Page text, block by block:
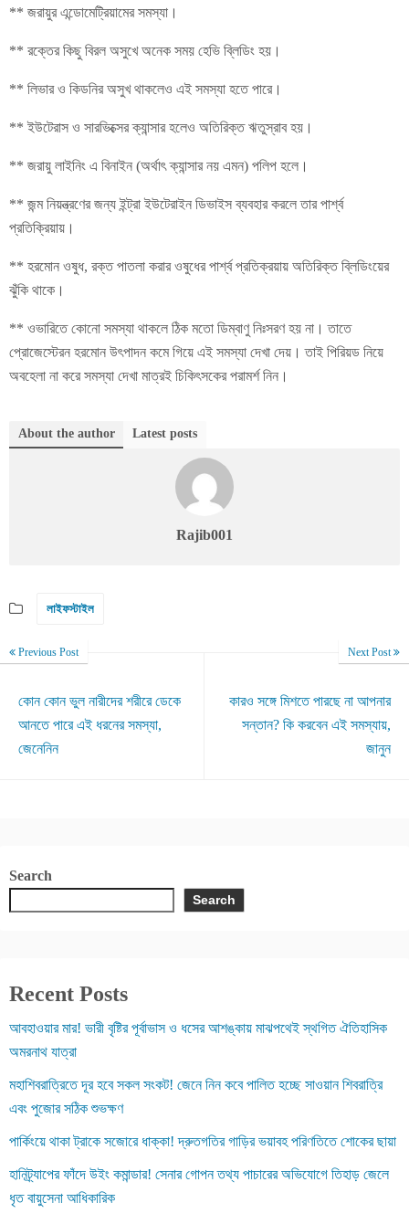
** জরায়ুর এন্ডোমেট্রিয়ামের সমস্যা।
** রক্তের কিছু বিরল অসুখে অনেক সময় হেভি ব্লিডিং হয়।
** লিভার ও কিডনির অসুখ থাকলেও এই সমস্যা হতে পারে।
** ইউটেরাস ও সারভিক্সের ক্যান্সার হলেও অতিরিক্ত ঋতুস্রাব হয়।
** জরায়ু লাইনিং এ বিনাইন (অর্থাৎ ক্যান্সার নয় এমন) পলিপ হলে।
** জন্ম নিয়ন্ত্রণের জন্য ইন্ট্রা ইউটেরাইন ডিভাইস ব্যবহার করলে তার পার্শ্ব
প্রতিক্রিয়ায়।
** হরমোন ওষুধ, রক্ত পাতলা করার ওষুধের পার্শ্ব প্রতিক্রয়ায় অতিরিক্ত ব্লিডিংয়ের
ঝুঁকি থাকে।
** ওভারিতে কোনো সমস্যা থাকলে ঠিক মতো ডিম্বাণু নিঃসরণ হয় না। তাতে
প্রোজেস্টেরন হরমোন উৎপাদন কমে গিয়ে এই সমস্যা দেখা দেয়। তাই পিরিয়ড নিয়ে
অবহেলা না করে সমস্যা দেখা মাত্রই চিকিৎসকের পরামর্শ নিন।
About the author Latest posts
Rajib001
লাইফস্টাইল
Previous Post
কোন কোন ভুল নারীদের শরীরে ডেকে
আনতে পারে এই ধরনের সমস্যা,
জেনেনিন
Next Post
কারও সঙ্গে মিশতে পারছে না আপনার
সন্তান? কি করবেন এই সমস্যায়,
জানুন
Search
Search
Recent Posts
আবহাওয়ার মার! ভারী বৃষ্টির পূর্বাভাস ও ধসের আশঙ্কায় মাঝপথেই স্থগিত ঐতিহাসিক
অমরনাথ যাত্রা
মহাশিবরাত্রিতে দূর হবে সকল সংকট! জেনে নিন কবে পালিত হচ্ছে সাওয়ান শিবরাত্রি
এবং পুজোর সঠিক শুভক্ষণ
পার্কিংয়ে থাকা ট্রাকে সজোরে ধাক্কা! দ্রুতগতির গাড়ির ভয়াবহ পরিণতিতে শোকের ছায়া
হানিট্র্যাপের ফাঁদে উইং কমান্ডার! সেনার গোপন তথ্য পাচারের অভিযোগে তিহাড় জেলে
ধৃত বায়ুসেনা আধিকারিক